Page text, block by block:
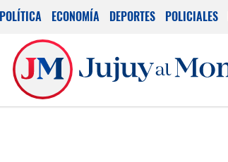
POLÍTICA ECONOMÍA DEPORTES POLICIALES